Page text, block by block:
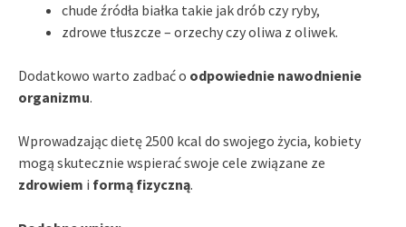
chude źródła białka takie jak drób czy ryby,
zdrowe tłuszcze – orzechy czy oliwa z oliwek.
Dodatkowo warto zadbać o odpowiednie nawodnienie
organizmu.
Wprowadzając dietę 2500 kcal do swojego życia, kobiety
mogą skutecznie wspierać swoje cele związane ze
zdrowiem i formą fizyczną.